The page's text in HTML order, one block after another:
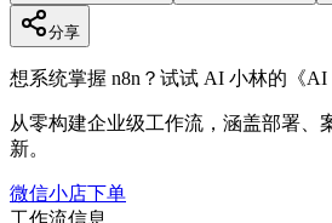
分享
想系统掌握 n8n？试试 AI 小林的《AI
从零构建企业级工作流，涵盖部署、
新。
微信小店下单
工作流信息